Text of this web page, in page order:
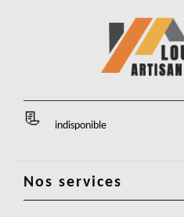
indisponible
Nos services